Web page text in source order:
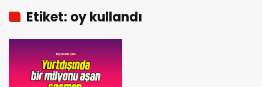
Etiket: oy kullandı